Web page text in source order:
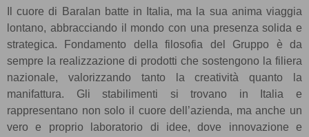
Il cuore di Baralan batte in Italia, ma la sua anima viaggia
lontano, abbracciando il mondo con una presenza solida e
strategica. Fondamento della filosofia del Gruppo è da
sempre la realizzazione di prodotti che sostengono la filiera
nazionale, valorizzando tanto la creatività quanto la
manifattura. Gli stabilimenti si trovano in Italia e
rappresentano non solo il cuore dell’azienda, ma anche un
vero e proprio laboratorio di idee, dove innovazione e